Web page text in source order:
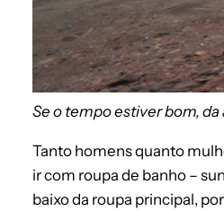
Se o tempo estiver bom,
Tanto homens quanto
ir com roupa de banho –
baixo da roupa principal,